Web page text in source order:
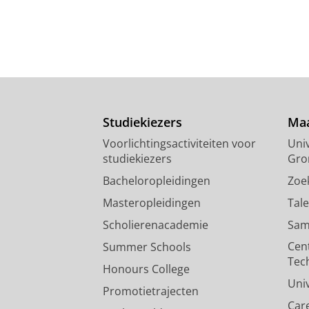
Studiekiezers
Voorlichtingsactiviteiten voor
studiekiezers
Bacheloropleidingen
Masteropleidingen
Scholierenacademie
Summer Schools
Honours College
Promotietrajecten